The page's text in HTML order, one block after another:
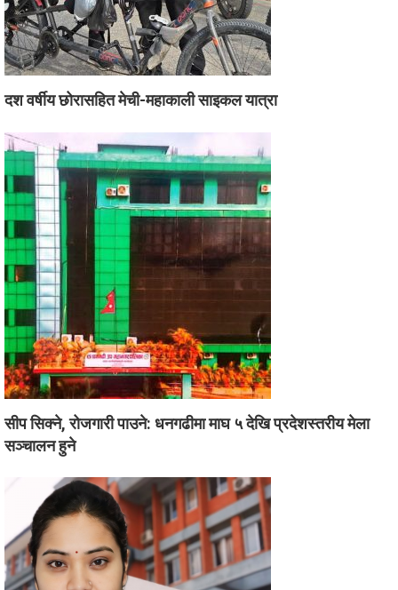
दश वर्षीय छोरासहित मेची-महाकाली साइकल यात्रा
सीप सिक्ने, रोजगारी पाउने: धनगढीमा माघ ५ देखि प्रदेशस्तरीय मेला
सञ्चालन हुने